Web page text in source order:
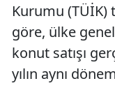
Kurumu (TÜİK)
göre, ülke
konut satışı
yılın aynı